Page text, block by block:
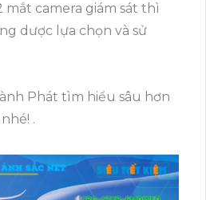
camera giám sát thì
dược lựa chọn và sử
Phát tìm hiểu sâu hơn
.